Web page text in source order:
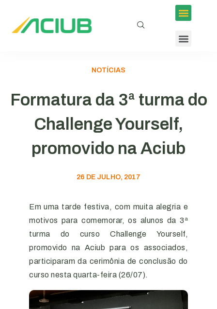
NOTÍCIAS
Formatura da 3ª turma do
Challenge Yourself,
promovido na Aciub
26 DE JULHO, 2017
Em uma tarde festiva, com muita alegria e
motivos para comemorar, os alunos da 3ª
turma do curso Challenge Yourself,
promovido na Aciub para os associados,
participaram da cerimônia de conclusão do
curso nesta quarta-feira (26/07).